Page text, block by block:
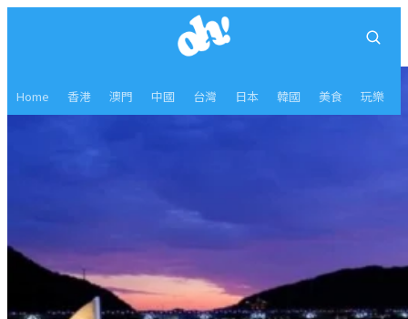
Home 香港 澳門 中國 台灣 日本 韓國 美食 玩樂